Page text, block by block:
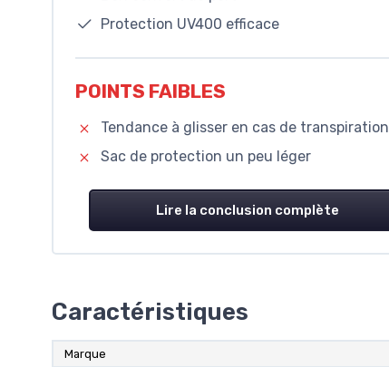
Protection UV400 efficace
POINTS FAIBLES
Tendance à glisser en cas de transpiration
Sac de protection un peu léger
Lire la conclusion complète
Caractéristiques
Marque